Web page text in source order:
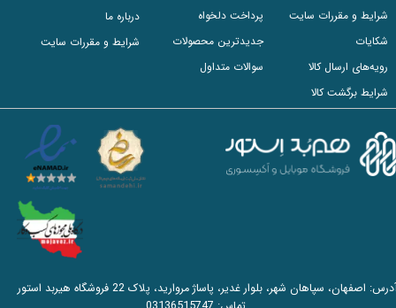
شرایط و مقررات سایت
شکایات
رویه‌های ارسال کالا
شرایط برگشت کالا
پرداخت دلخواه
جدیدترین محصولات
سوالات متداول
درباره ما
شرایط و مقررات سایت
آدرس: اصفهان، سپاهان شهر، بلوار غدیر، پاساژ مروارید، پلاک 22 فروشگاه هیربد استور